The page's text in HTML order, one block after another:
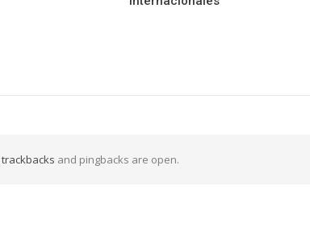
trackbacks and pingbacks are open.